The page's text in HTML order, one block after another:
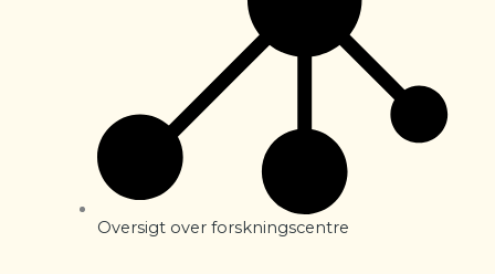
Oversigt over forskningscentre